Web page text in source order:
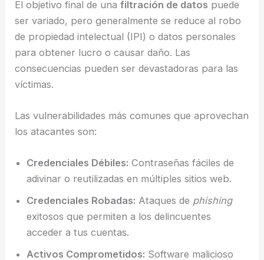
El objetivo final de unafiltración de datos puede
ser variado, pero generalmente se reduce al robo
de propiedad intelectual (IPI) o datos personales
para obtener lucro o causar daño. Las
consecuencias pueden ser devastadoras para las
víctimas.
Las vulnerabilidades más comunes que aprovechan
los atacantes son:
Credenciales Débiles: Contraseñas fáciles de
adivinar o reutilizadas en múltiples sitios web.
Credenciales Robadas: Ataques de phishing
exitosos que permiten a los delincuentes
acceder a tus cuentas.
Activos Comprometidos: Software malicioso